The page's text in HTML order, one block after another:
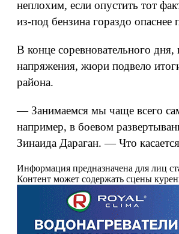
неплохим, если опустить тот
из-под бензина гораздо
В конце соревновательного
напряжения, жюри подвело
района.
— Занимаемся мы чаще всего
например, в боевом
Зинаида Дараган. — Что
Информация предназначена для лиц
Контент может содержать сцены